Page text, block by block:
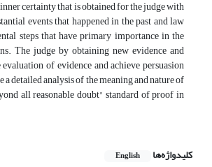
certainty that is obtained for the judge with
events that happened in the past and law
steps that have primary importance in the
The judge by obtaining new evidence and
of evidence and achieve persuasion
detailed analysis of the meaning and nature of
all reasonable doubt" standard of proof in
کلیدواژه‌ها English